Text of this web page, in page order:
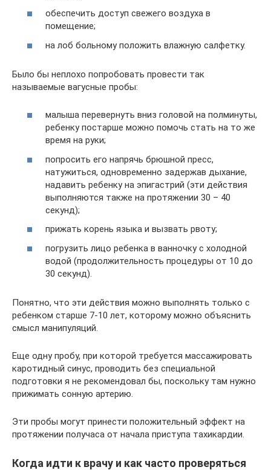
обеспечить доступ свежего воздуха в
помещение;
на лоб больному положить влажную салфетку.
Было бы неплохо попробовать провести так
называемые вагусные пробы:
малыша перевернуть вниз головой на полминуты,
ребенку постарше можно помочь стать на то же
время на руки;
попросить его напрячь брюшной пресс,
натужиться, одновременно задержав дыхание,
надавить ребенку на эпигастрий (эти действия
выполняются также на протяжении 30 – 40
секунд);
прижать корень языка и вызвать рвоту;
погрузить лицо ребенка в ванночку с холодной
водой (продолжительность процедуры от 10 до
30 секунд).
Понятно, что эти действия можно выполнять только с
ребенком старше 7-10 лет, которому можно объяснить
смысл манипуляций.
Еще одну пробу, при которой требуется массажировать
каротидный синус, проводить без специальной
подготовки я не рекомендовал бы, поскольку там нужно
прижимать сонную артерию.
Эти пробы могут принести положительный эффект на
протяжении получаса от начала приступа тахикардии.
Когда идти к врачу и как часто проверяться